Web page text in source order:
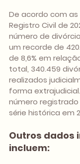
De acordo com
Registro Civil de
número de
um recorde de
de 8,6% em
total, 340.459
realizados
forma
número
série histórica em
Outros dados
incluem: